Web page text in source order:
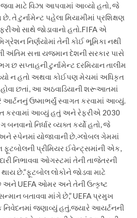
માટે વિઝા આપવામાં આવ્યો હતો, જે
તે ટુર્નામેન્ટ પહેલા મિયામીમાં પ્રશિક્ષણ
સાથે જોડાવાનો હતો.FIFA એ
નિર્ણયોમાં તેની કોઈ ભૂમિકા નથી
સત્તા યજમાન દેશની સરકાર પાસે
છ સપ્તાહની ટુર્નામેન્ટ દરમિયાન તાલીમ
ન હતો અથવા કોઈપણ મેચમાં અધિકૃત
હોવા છતાં, આ અઠવાડિયાની શરૂઆતમાં
આર્ટનનું ઉષ્માભર્યું સ્વાગત કરવામાં આવ્યું.
કરવામાં આવ્યું હતું અને રેફરીએ 2030
બનવાનો નિર્ધાર વ્યક્ત કર્યો હતો, જે
અને સ્પેનમાં યોજાવાની છે.ગ્લોબલ ગેમમાં
ફૂટબોલની પ્રીમિયર ઈવેન્ટ્સમાંની એક,
નિભાવવા ઓગસ્ટમાં તેની તાજેતરની
થાય છે.“ફૂટબોલ લોકોને જોડવા માટે
અને UEFA ઓમર અને તેની ઉત્કૃષ્ટ
બતાવવા માંગે છે,” UEFA પ્રમુખ
જણાવ્યું હતું.જ્યારે આયર્ટનની